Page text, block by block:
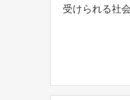
受けられる社